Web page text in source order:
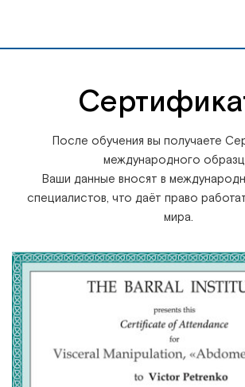
После обучения вы получаете
международного
Ваши данные вносят в
специалистов, что даёт право
мира.